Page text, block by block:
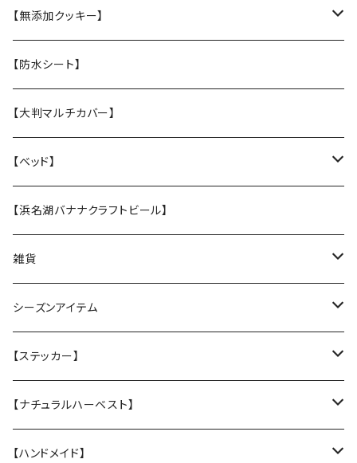
【張替え】布部分を新品に交換
・M 中型犬用 コーギー・ボーダー・柴犬
・S 小型犬用 小さい子はこちら
・【張替え】布部分を新品に交換
・【L】レトリバーサイズ（横幅2.5cm）
・【M】中型犬サイズ(横幅2cm）
・【S】 小型犬サイズ（横幅1,5cm）
・【張替え】布部分を新品に交換
【無添加クッキー】
うちの子オリジナル
お悔やみクッキー
ホリデークッキー
【防水シート】
【大判マルチカバー】
【ベッド】
★なみなみウレタンのオーソペディックカドラー
丈夫なツイル地カバー
防水カバー
★ふわふわラウンドベッド
丈夫なツイル地カバー
厚手キルティングツイル地カバー
★中身とカバーのセット
★カバー単品
★中身のウレタン
【浜名湖バナナクラフトビール】
雑貨
クリスマスグリーティングカード
Tuffy
サンシェード
ヴィンテージガラスシェード
シーズンアイテム
レインコート
クリスマスプレゼントに
ドッグウエア
【ステッカー】
名入れカッティングシール
ステッカー
【ナチュラルハーベスト】
レジームチキン
【ハンドメイド】